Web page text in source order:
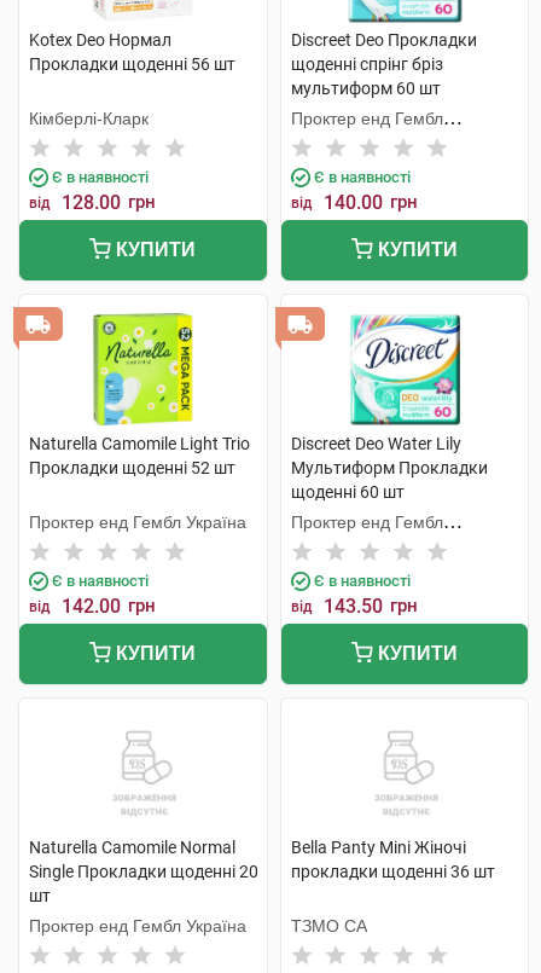
Kotex Deo Нормал
Прокладки щоденні 56 шт
Кімберлі-Кларк
Є в наявності
від 128.00 грн
КУПИТИ
Discreet Deo Прокладки
щоденні спрінг бріз
мультиформ 60 шт
Проктер енд Гембл
Мануфекчурінг
Є в наявності
від 140.00 грн
КУПИТИ
Naturella Camomile Light Trio
Прокладки щоденнi 52 шт
Проктер енд Гембл Україна
Є в наявності
від 142.00 грн
КУПИТИ
Discreet Deo Water Lily
Мультиформ Прокладки
щоденні 60 шт
Проктер енд Гембл
Мануфекчурінг
Є в наявності
від 143.50 грн
КУПИТИ
Naturella Camomile Normal
Single Прокладки щоденнi 20
шт
Проктер енд Гембл Україна
Bella Panty Mini Жіночі
прокладки щоденні 36 шт
ТЗМО СА